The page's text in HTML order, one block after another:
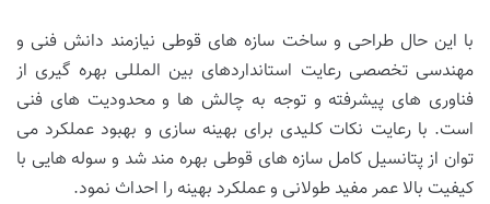
با این حال طراحی و ساخت سازه های قوطی نیازمند دانش فنی و
مهندسی تخصصی رعایت استانداردهای بین المللی بهره گیری از
فناوری های پیشرفته و توجه به چالش ها و محدودیت های فنی
است. با رعایت نکات کلیدی برای بهینه سازی و بهبود عملکرد می
توان از پتانسیل کامل سازه های قوطی بهره مند شد و سوله هایی با
کیفیت بالا عمر مفید طولانی و عملکرد بهینه را احداث نمود.